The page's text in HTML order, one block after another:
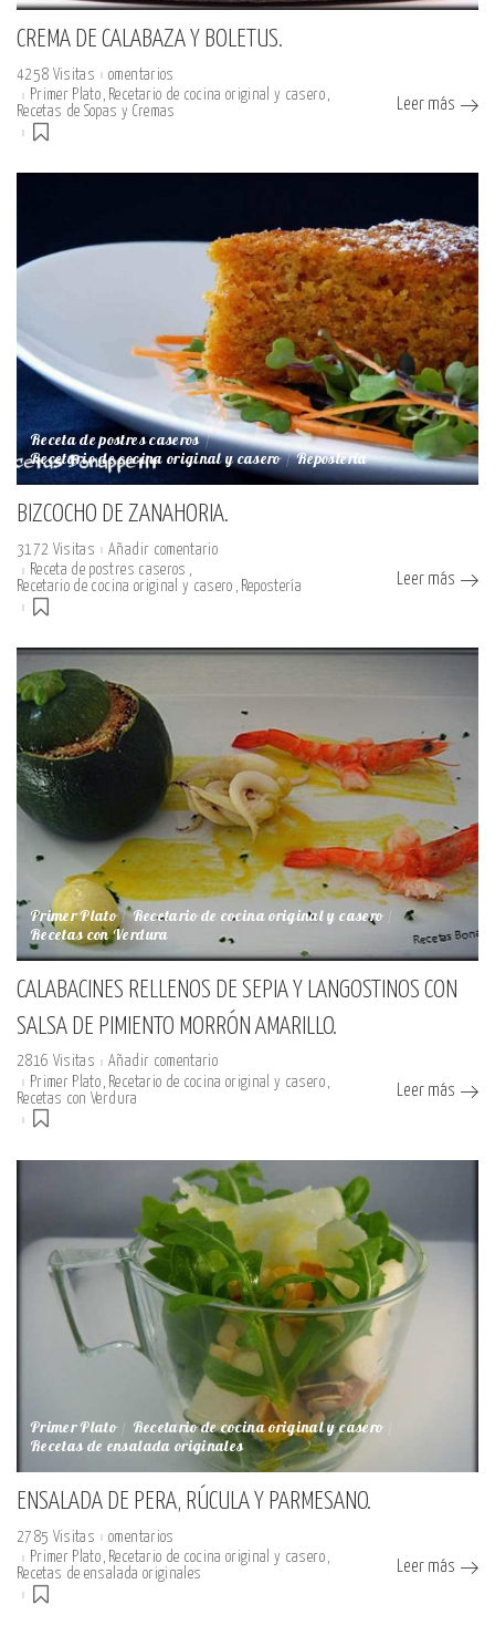
CREMA DE CALABAZA Y BOLETUS.
4258 Visitas
omentarios
Primer Plato Recetario de cocina original y casero
Recetas de Sopas y Cremas
Leer más
Receta de postres caseros
Recetario de cocina original y casero Repostería
BIZCOCHO DE ZANAHORIA.
3172 Visitas
Añadir comentario
Receta de postres caseros
Recetario de cocina original y casero
Repostería Leer más
Primer Plato Recetario de cocina original y casero
Recetas con Verdura
CALABACINES RELLENOS DE SEPIA Y LANGOSTINOS CON
SALSA DE PIMIENTO MORRÓN AMARILLO.
2816 Visitas
Añadir comentario
Primer Plato Recetario de cocina original y casero
Recetas con Verdura
Leer más
Primer Plato Recetario de cocina original y casero
Recetas de ensalada originales
ENSALADA DE PERA, RÚCULA Y PARMESANO.
2785 Visitas
omentarios
Primer Plato Recetario de cocina original y casero
Recetas de ensalada originales
Leer más